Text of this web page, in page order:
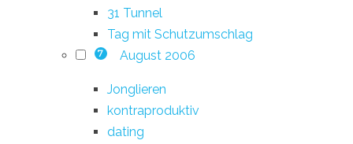
31 Tunnel
Tag mit Schutzumschlag
7 August 2006
Jonglieren
kontraproduktiv
dating